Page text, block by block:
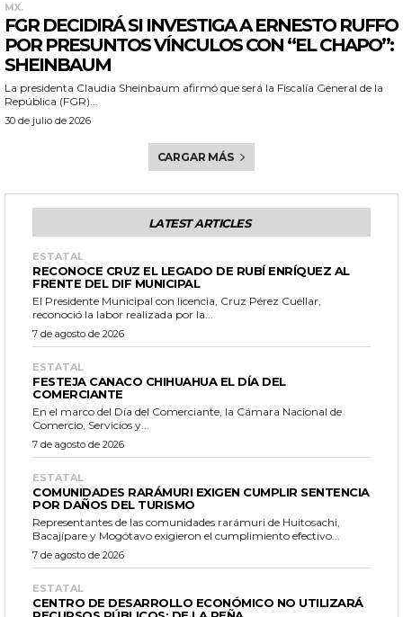
MX.
FGR DECIDIRÁ SI INVESTIGA A ERNESTO RUFFO
POR PRESUNTOS VÍNCULOS CON “EL CHAPO”:
SHEINBAUM
La presidenta Claudia Sheinbaum afirmó que será la Fiscalía General de la
República (FGR)...
30 de julio de 2026
CARGAR MÁS
LATEST ARTICLES
ESTATAL
RECONOCE CRUZ EL LEGADO DE RUBÍ ENRÍQUEZ AL
FRENTE DEL DIF MUNICIPAL
El Presidente Municipal con licencia, Cruz Pérez Cuéllar,
reconoció la labor realizada por la...
7 de agosto de 2026
ESTATAL
FESTEJA CANACO CHIHUAHUA EL DÍA DEL
COMERCIANTE
En el marco del Día del Comerciante, la Cámara Nacional de
Comercio, Servicios y...
7 de agosto de 2026
ESTATAL
COMUNIDADES RARÁMURI EXIGEN CUMPLIR SENTENCIA
POR DAÑOS DEL TURISMO
Representantes de las comunidades rarámuri de Huitosachi,
Bacajípare y Mogótavo exigieron el cumplimiento efectivo...
7 de agosto de 2026
ESTATAL
CENTRO DE DESARROLLO ECONÓMICO NO UTILIZARÁ